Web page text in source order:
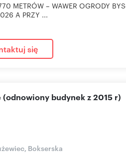
METRÓW – WAWER OGRODY
A PRZY ...
się
(odnowiony budynek z 2015 r)
Bokserska